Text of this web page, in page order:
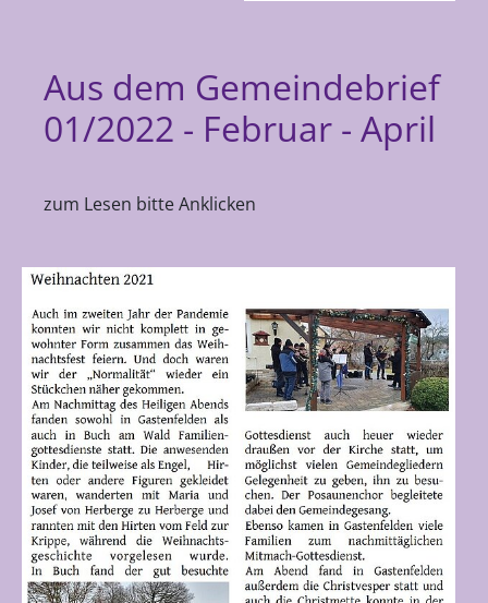
Aus dem Gemeindebrief
01/2022 - Februar - April
zum Lesen bitte Anklicken